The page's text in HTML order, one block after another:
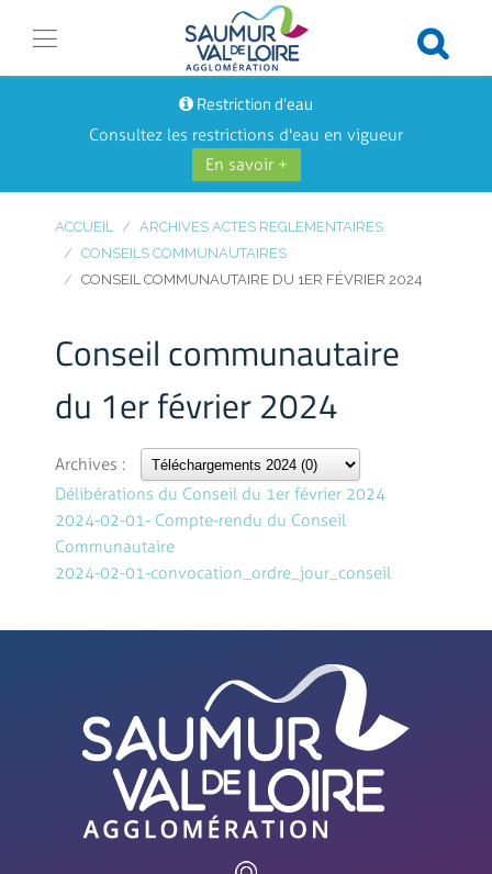
Restriction d'eau
Consultez les restrictions d'eau en vigueur
En savoir +
ACCUEIL
ARCHIVES ACTES REGLEMENTAIRES
CONSEILS COMMUNAUTAIRES
CONSEIL COMMUNAUTAIRE DU 1ER FÉVRIER 2024
Conseil communautaire
du 1er février 2024
Archives :
Délibérations du Conseil du 1er février 2024
2024-02-01- Compte-rendu du Conseil
Communautaire
2024-02-01-convocation_ordre_jour_conseil